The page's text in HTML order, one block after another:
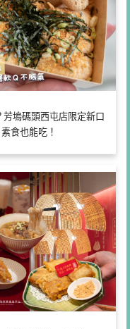
塢碼頭西屯店限定新口
食也能吃！